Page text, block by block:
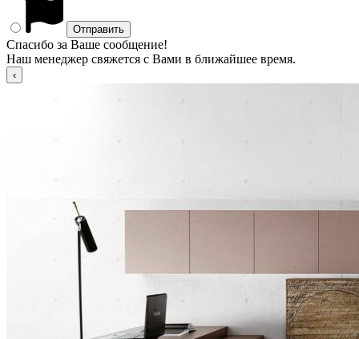
Спасибо за Ваше сообщение!
Наш менеджер свяжется с Вами в ближайшее время.